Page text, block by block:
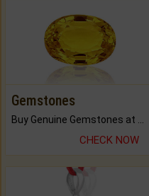
Gemstones
CHECK NOW